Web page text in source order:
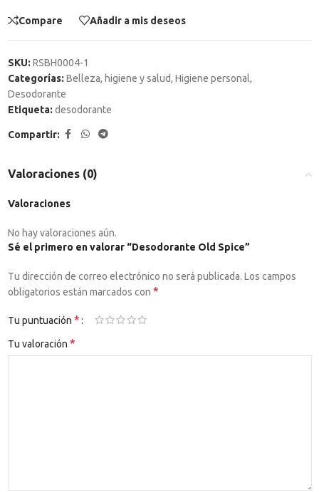
Compare Añadir a mis deseos
SKU: RSBH0004-1
Categorías: Belleza, higiene y salud, Higiene personal,
Desodorante
Etiqueta: desodorante
Compartir:
Valoraciones (0)
Valoraciones
No hay valoraciones aún.
Sé el primero en valorar “Desodorante Old Spice”
Tu dirección de correo electrónico no será publicada. Los campos
obligatorios están marcados con *
Tu puntuación *
Tu valoración *